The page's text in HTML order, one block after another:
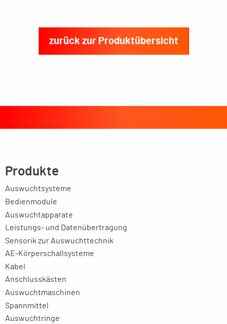
zurück zur Produktübersicht
Produkte
Auswuchtsysteme
Bedienmodule
Auswuchtapparate
Leistungs- und Datenübertragung
Sensorik zur Auswuchttechnik
AE-Körperschallsysteme
Kabel
Anschlusskästen
Auswuchtmaschinen
Spannmittel
Auswuchtringe